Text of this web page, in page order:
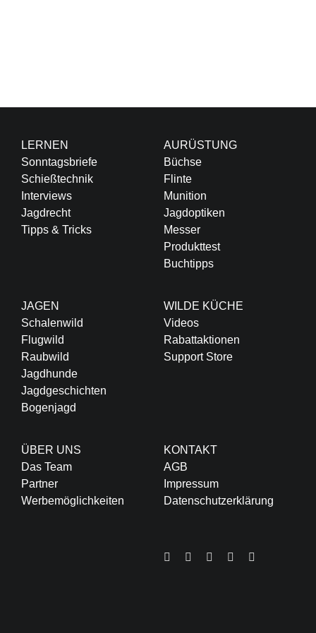
LERNEN
Sonntagsbriefe
Schießtechnik
Interviews
Jagdrecht
Tipps & Tricks
AURÜSTUNG
Büchse
Flinte
Munition
Jagdoptiken
Messer
Produkttest
Buchtipps
JAGEN
Schalenwild
Flugwild
Raubwild
Jagdhunde
Jagdgeschichten
Bogenjagd
WILDE KÜCHE
Videos
Rabattaktionen
Support Store
ÜBER UNS
Das Team
Partner
Werbemöglichkeiten
KONTAKT
AGB
Impressum
Datenschutzerklärung